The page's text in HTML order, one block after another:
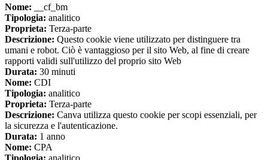
Nome: __cf_bm
Tipologia: analitico
Proprieta: Terza-parte
Descrizione: Questo cookie viene utilizzato per distinguere tra
umani e robot. Ciò è vantaggioso per il sito Web, al fine di creare
rapporti validi sull'utilizzo del proprio sito Web
Durata: 30 minuti
Nome: CDI
Tipologia: analitico
Proprieta: Terza-parte
Descrizione: Canva utilizza questo cookie per scopi essenziali, per
la sicurezza e l'autenticazione.
Durata: 1 anno
Nome: CPA